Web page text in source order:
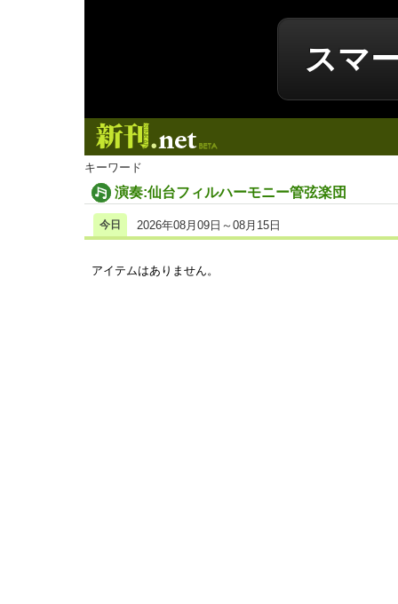
スマ
キーワード
演奏:仙台フィルハーモニー管弦楽団
今日 2026年08月09日～08月15日
アイテムはありません。